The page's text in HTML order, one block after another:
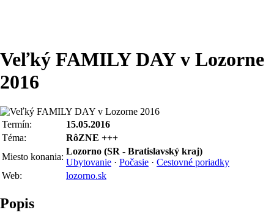
Veľký FAMILY DAY v Lozorne
2016
Termín:
15.05.2016
Téma:
RôZNE +++
Miesto konania:
Lozorno (SR - Bratislavský kraj)
Ubytovanie · Počasie · Cestovné poriadky
Web:
lozorno.sk
Popis